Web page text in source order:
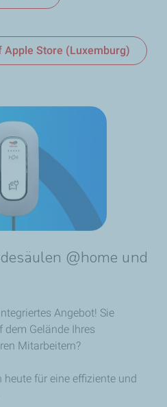
Apple Store (Luxemburg)
@home und
Angebot! Sie
Gelände Ihres
Mitarbeitern?
für eine effiziente und